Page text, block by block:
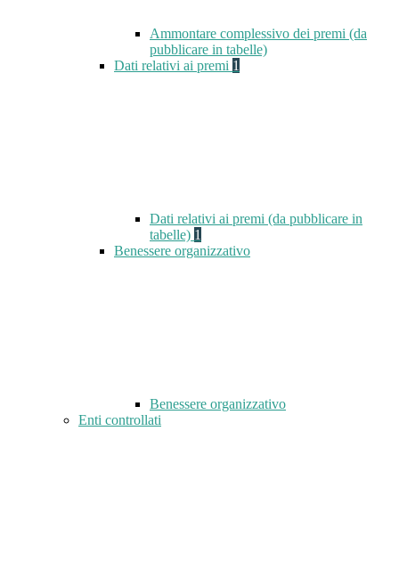
Ammontare complessivo dei premi (da
pubblicare in tabelle)
Dati relativi ai premi 1
Dati relativi ai premi (da pubblicare in
tabelle) 1
Benessere organizzativo
Benessere organizzativo
Enti controllati